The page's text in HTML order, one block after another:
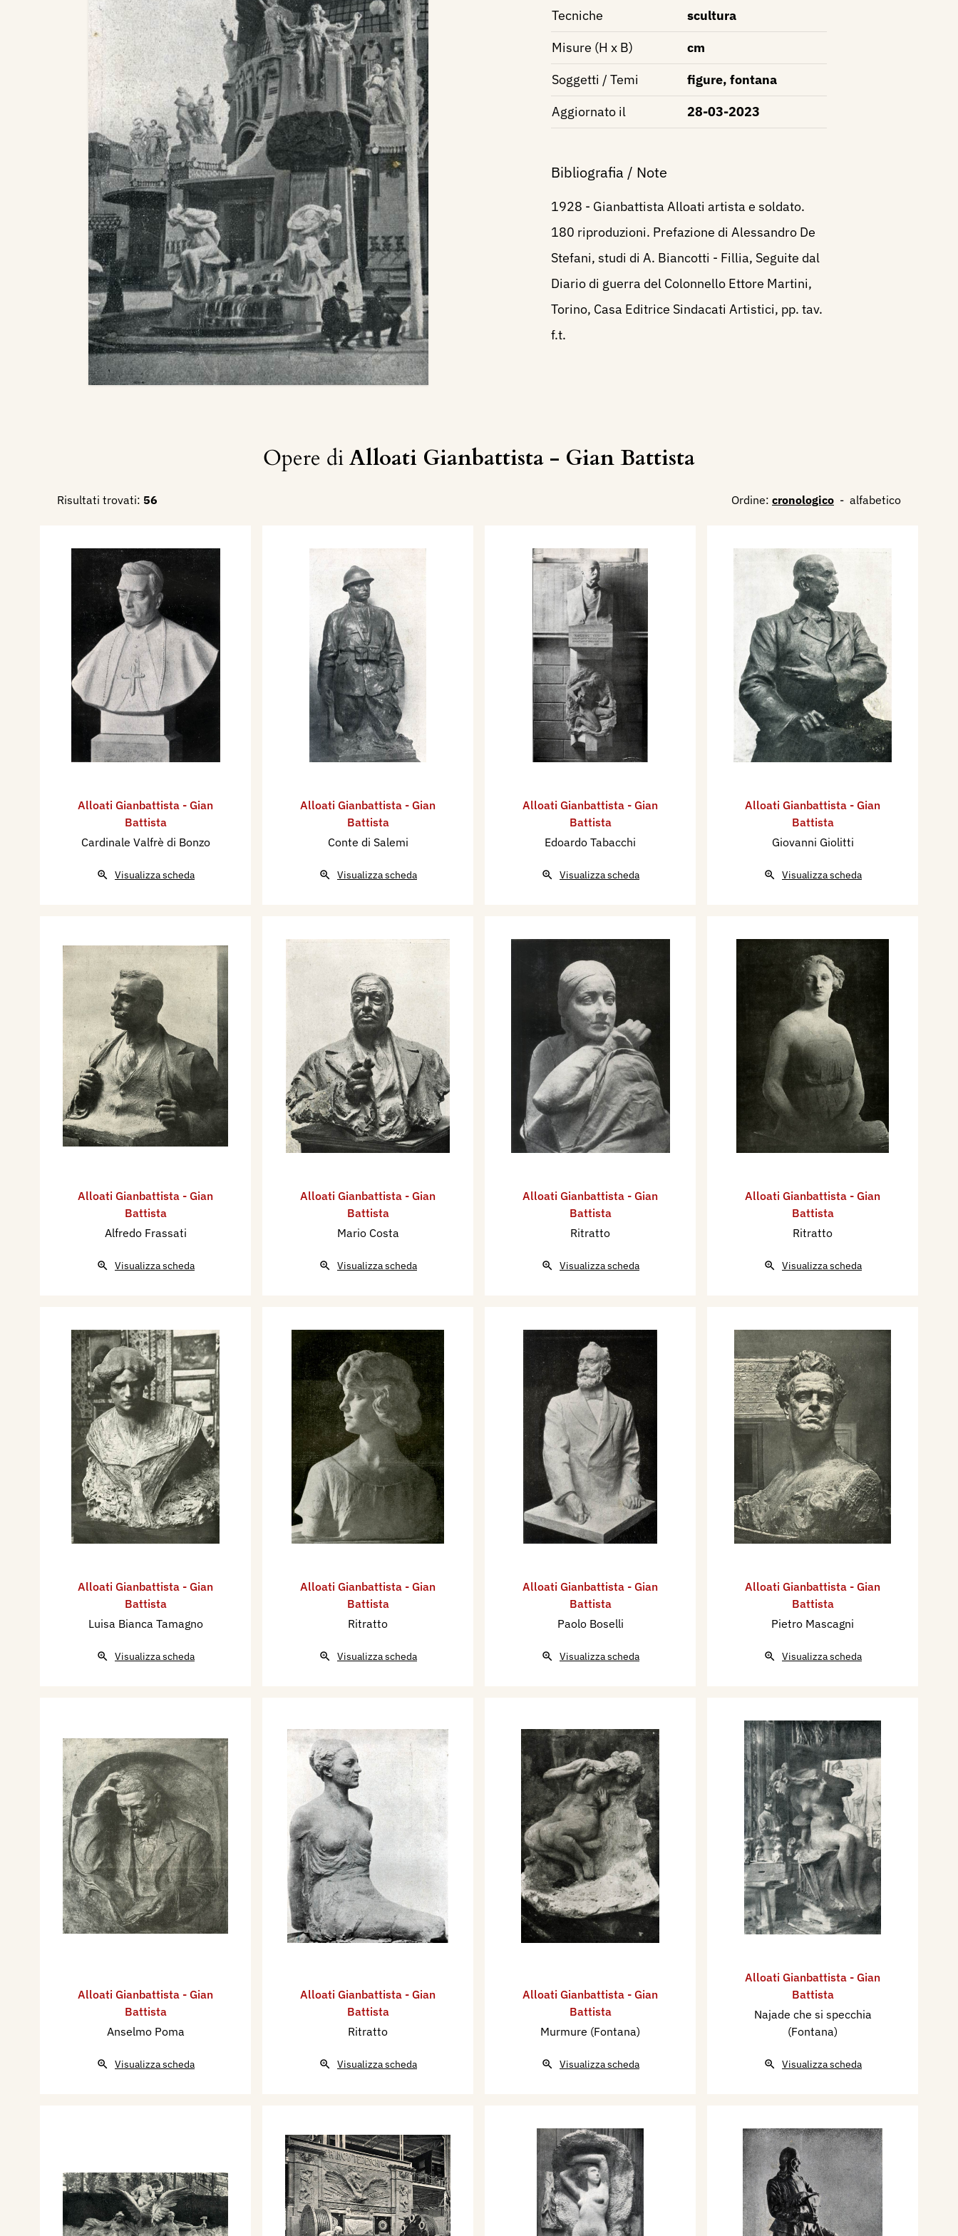
Tecniche
scultura
Misure (H x B)
cm
Soggetti / Temi
figure, fontana
Aggiornato il
28-03-2023
Bibliografia / Note
1928 - Gianbattista Alloati artista e soldato.
180 riproduzioni. Prefazione di Alessandro De
Stefani, studi di A. Biancotti - Fillia, Seguite dal
Diario di guerra del Colonnello Ettore Martini,
Torino, Casa Editrice Sindacati Artistici, pp. tav.
f.t.
Opere diAlloati Gianbattista - Gian Battista
Risultati trovati: 56 Ordine: cronologico - alfabetico
Alloati Gianbattista - Gian
Battista
Cardinale Valfrè di Bonzo
Visualizza scheda
Alloati Gianbattista - Gian
Battista
Conte di Salemi
Visualizza scheda
Alloati Gianbattista - Gian
Battista
Edoardo Tabacchi
Visualizza scheda
Alloati Gianbattista - Gian
Battista
Giovanni Giolitti
Visualizza scheda
Alloati Gianbattista - Gian
Battista
Alfredo Frassati
Visualizza scheda
Alloati Gianbattista - Gian
Battista
Mario Costa
Visualizza scheda
Alloati Gianbattista - Gian
Battista
Ritratto
Visualizza scheda
Alloati Gianbattista - Gian
Battista
Ritratto
Visualizza scheda
Alloati Gianbattista - Gian
Battista
Luisa Bianca Tamagno
Visualizza scheda
Alloati Gianbattista - Gian
Battista
Ritratto
Visualizza scheda
Alloati Gianbattista - Gian
Battista
Paolo Boselli
Visualizza scheda
Alloati Gianbattista - Gian
Battista
Pietro Mascagni
Visualizza scheda
Alloati Gianbattista - Gian
Battista
Anselmo Poma
Visualizza scheda
Alloati Gianbattista - Gian
Battista
Ritratto
Visualizza scheda
Alloati Gianbattista - Gian
Battista
Murmure (Fontana)
Visualizza scheda
Alloati Gianbattista - Gian
Battista
Najade che si specchia
(Fontana)
Visualizza scheda